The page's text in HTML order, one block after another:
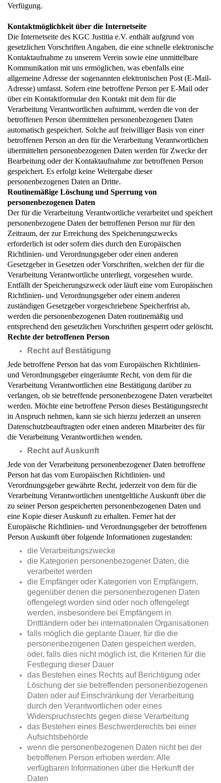
Verfügung.
Kontaktmöglichkeit über die Internetseite
Die Internetseite des KGC Justitia e.V. enthält aufgrund von
gesetzlichen Vorschriften Angaben, die eine schnelle elektronische
Kontaktaufnahme zu unserem Verein sowie eine unmittelbare
Kommunikation mit uns ermöglichen, was ebenfalls eine
allgemeine Adresse der sogenannten elektronischen Post (E-Mail-
Adresse) umfasst. Sofern eine betroffene Person per E-Mail oder
über ein Kontaktformular den Kontakt mit dem für die
Verarbeitung Verantwortlichen aufnimmt, werden die von der
betroffenen Person übermittelten personenbezogenen Daten
automatisch gespeichert. Solche auf freiwilliger Basis von einer
betroffenen Person an den für die Verarbeitung Verantwortlichen
übermittelten personenbezogenen Daten werden für Zwecke der
Bearbeitung oder der Kontaktaufnahme zur betroffenen Person
gespeichert. Es erfolgt keine Weitergabe dieser
personenbezogenen Daten an Dritte.
Routinemäßige Löschung und Sperrung von
personenbezogenen Daten
Der für die Verarbeitung Verantwortliche verarbeitet und speichert
personenbezogene Daten der betroffenen Person nur für den
Zeitraum, der zur Erreichung des Speicherungszwecks
erforderlich ist oder sofern dies durch den Europäischen
Richtlinien- und Verordnungsgeber oder einen anderen
Gesetzgeber in Gesetzen oder Vorschriften, welchen der für die
Verarbeitung Verantwortliche unterliegt, vorgesehen wurde.
Entfällt der Speicherungszweck oder läuft eine vom Europäischen
Richtlinien- und Verordnungsgeber oder einem anderen
zuständigen Gesetzgeber vorgeschriebene Speicherfrist ab,
werden die personenbezogenen Daten routinemäßig und
entsprechend den gesetzlichen Vorschriften gesperrt oder gelöscht.
Rechte der betroffenen Person
Recht auf Bestätigung
Jede betroffene Person hat das vom Europäischen Richtlinien-
und Verordnungsgeber eingeräumte Recht, von dem für die
Verarbeitung Verantwortlichen eine Bestätigung darüber zu
verlangen, ob sie betreffende personenbezogene Daten verarbeitet
werden. Möchte eine betroffene Person dieses Bestätigungsrecht
in Anspruch nehmen, kann sie sich hierzu jederzeit an unseren
Datenschutzbeauftragten oder einen anderen Mitarbeiter des für
die Verarbeitung Verantwortlichen wenden.
Recht auf Auskunft
Jede von der Verarbeitung personenbezogener Daten betroffene
Person hat das vom Europäischen Richtlinien- und
Verordnungsgeber gewährte Recht, jederzeit von dem für die
Verarbeitung Verantwortlichen unentgeltliche Auskunft über die
zu seiner Person gespeicherten personenbezogenen Daten und
eine Kopie dieser Auskunft zu erhalten. Ferner hat der
Europäische Richtlinien- und Verordnungsgeber der betroffenen
Person Auskunft über folgende Informationen zugestanden:
die Verarbeitungszwecke
die Kategorien personenbezogener Daten, die
verarbeitet werden
die Empfänger oder Kategorien von Empfängern,
gegenüber denen die personenbezogenen Daten
offengelegt worden sind oder noch offengelegt
werden, insbesondere bei Empfängern in
Drittländern oder bei internationalen Organisationen
falls möglich die geplante Dauer, für die die
personenbezogenen Daten gespeichert werden,
oder, falls dies nicht möglich ist, die Kriterien für die
Festlegung dieser Dauer
das Bestehen eines Rechts auf Berichtigung oder
Löschung der sie betreffenden personenbezogenen
Daten oder auf Einschränkung der Verarbeitung
durch den Verantwortlichen oder eines
Widerspruchsrechts gegen diese Verarbeitung
das Bestehen eines Beschwerderechts bei einer
Aufsichtsbehörde
wenn die personenbezogenen Daten nicht bei der
betroffenen Person erhoben werden: Alle
verfügbaren Informationen über die Herkunft der
Daten